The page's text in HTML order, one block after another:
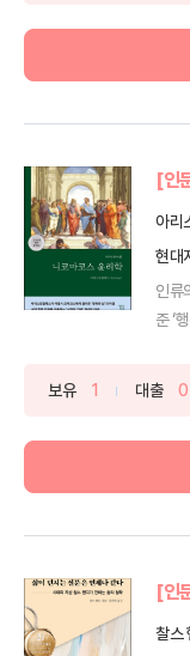
[인
아리
현대
인류
준 ‘
보유 1 대출 0
[인
찰스